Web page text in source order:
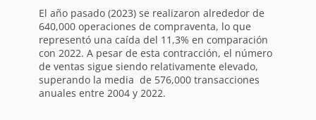
El año pasado (2023) se realizaron alrededor de
640,000 operaciones de compraventa, lo que
representó una caída del 11,3% en comparación
con 2022. A pesar de esta contracción, el número
de ventas sigue siendo relativamente elevado,
superando la media de 576,000 transacciones
anuales entre 2004 y 2022.